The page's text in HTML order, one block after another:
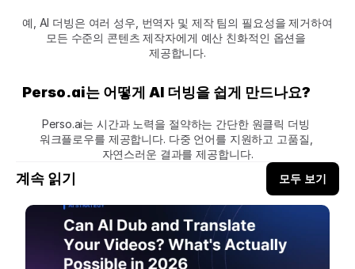
예, AI 더빙은 여러 성우, 번역자 및 제작 팀의 필요성을 제거하여
모든 수준의 콘텐츠 제작자에게 예산 친화적인 옵션을
제공합니다.
Perso.ai는 어떻게 AI 더빙을 쉽게 만드나요?
Perso.ai는 시간과 노력을 절약하는 간단한 원클릭 더빙
워크플로우를 제공합니다. 다중 언어를 지원하고 고품질,
자연스러운 결과를 제공합니다.
계속 읽기 모두 보기